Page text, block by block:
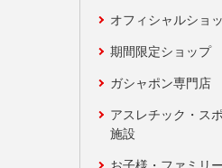
オフィシャルショ
期間限定ショップ
ガシャポン専門店
アスレチック・ス
施設